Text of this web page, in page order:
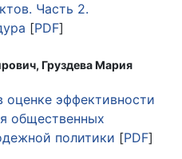
Часть 2.
[PDF]
Груздева Мария
оценке эффективности
общественных
политики [PDF]